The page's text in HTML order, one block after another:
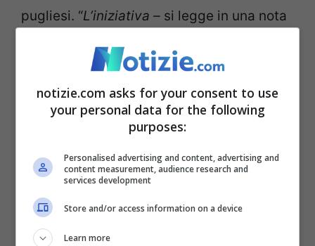
pugliesi. “L’iniziativa – si legge in una nota
popolazione civile di Gazae di impegno
della Regione Puglia nel promuovere,
attraverso l’istruzione e il diritto allo studio,
condiviso”. Le borse di studio copriranno le
necessità legate alla permanenza in
notizie.com asks for your consent to use
your personal data for the following
purposes:
Personalised advertising and content, advertising and
content measurement, audience research and
services development
Store and/or access information on a device
Learn more